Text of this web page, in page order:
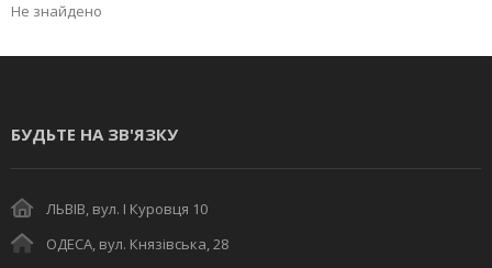
Не знайдено
БУДЬТЕ НА ЗВ'ЯЗКУ
ЛЬВІВ, вул. І Куровця 10
ОДЕСА, вул. Князівська, 28